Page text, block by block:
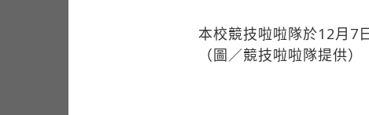
本校競技啦啦隊於12月7
（圖／競技啦啦隊提供）